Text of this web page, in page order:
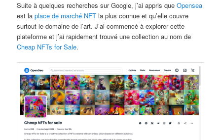
Suite à quelques recherches sur Google, j’ai appris queOpensea
est laplace de marché NFT la plus connue et qu’elle couvre
surtout le domaine de l’art. J’ai commencé à explorer cette
plateforme et j’ai rapidement trouvé une collection au nom de
Cheap NFTs for Sale.